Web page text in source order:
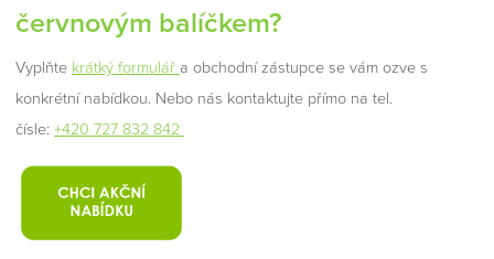
červnovým balíčkem?
Vyplňte krátký formulář a obchodní zástupce se vám ozve s
konkrétní nabídkou. Nebo nás kontaktujte přímo na tel.
čísle: +420 727 832 842